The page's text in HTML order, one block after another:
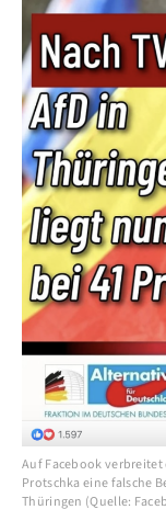
Auf Facebook
Protschka eine falsche
Thüringen (Quelle: